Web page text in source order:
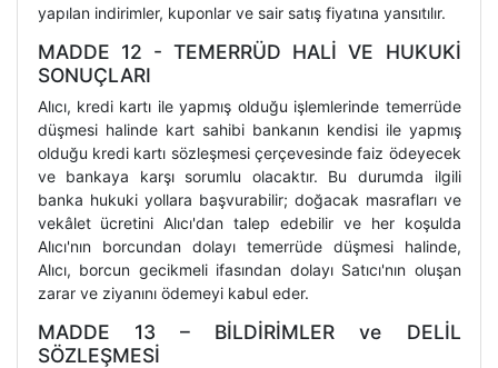
yapılan indirimler, kuponlar ve sair satış fiyatına yansıtılır.
MADDE 12 - TEMERRÜD HALİ VE HUKUKİ
SONUÇLARI
Alıcı, kredi kartı ile yapmış olduğu işlemlerinde temerrüde
düşmesi halinde kart sahibi bankanın kendisi ile yapmış
olduğu kredi kartı sözleşmesi çerçevesinde faiz ödeyecek
ve bankaya karşı sorumlu olacaktır. Bu durumda ilgili
banka hukuki yollara başvurabilir; doğacak masrafları ve
vekâlet ücretini Alıcı'dan talep edebilir ve her koşulda
Alıcı'nın borcundan dolayı temerrüde düşmesi halinde,
Alıcı, borcun gecikmeli ifasından dolayı Satıcı'nın oluşan
zarar ve ziyanını ödemeyi kabul eder.
MADDE 13 – BİLDİRİMLER ve DELİL
SÖZLEŞMESİ